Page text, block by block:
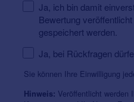
Ja, ich bin damit
Bewertung
gespeichert werden.
Ja, bei Rückfragen
Sie können Ihre Einwilligung
Hinweis: Veröffentlicht werden